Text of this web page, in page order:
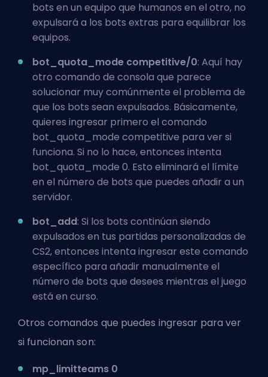
bots en un equipo que humanos en el otro, no
expulsará a los bots extras para equilibrar los
equipos.
bot_quota_mode competitive/0: Aquí hay
otro comando de consola que parece
solucionar muy comúnmente el problema de
que los bots sean expulsados. Básicamente,
quieres ingresar primero el comando
bot_quota_mode competitive para ver si
funciona. Si no lo hace, entonces intenta
bot_quota_mode 0. Esto eliminará el límite
en el número de bots que puedes añadir a un
servidor.
bot_add: Si los bots continúan siendo
expulsados en tus partidas personalizadas de
CS2, entonces intenta ingresar este comando
específico para añadir manualmente el
número de bots que desees mientras el juego
está en curso.
Otros comandos que puedes ingresar para ver
si funcionan son:
mp_limitteams 0